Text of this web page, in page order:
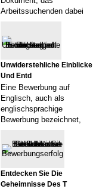
Arbeitssuchenden dabei
Unwiderstehliche Einblicke
Und Entd
Eine Bewerbung auf
Englisch, auch als
englischsprachige
Bewerbung bezeichnet,
Entdecken Sie Die
Geheimnisse Des T